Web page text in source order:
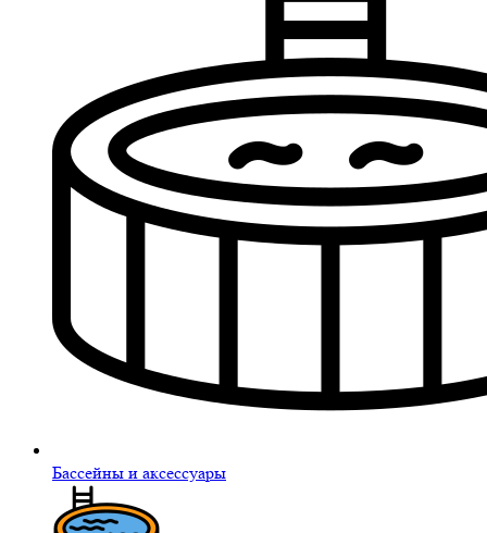
Бассейны и аксессуары